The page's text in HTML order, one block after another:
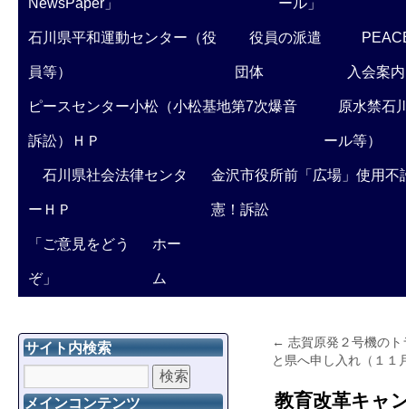
NewsPaper」 ール」
石川県平和運動センター（役
員等）
役員の派遣
団体 入会案内
ピースセンター小松（小松基地第7次爆音
訴訟）ＨＰ
原水禁石
ール等）
石川県社会法律センタ
ーＨＰ
金沢市役所前「広場」使用不
憲！訴訟
「ご意見をどう
ぞ」
ホー
ム
← 志賀原発２号機の
と県へ申し入れ（１１
教育改革キャ
サイト内検索
メインコンテンツ